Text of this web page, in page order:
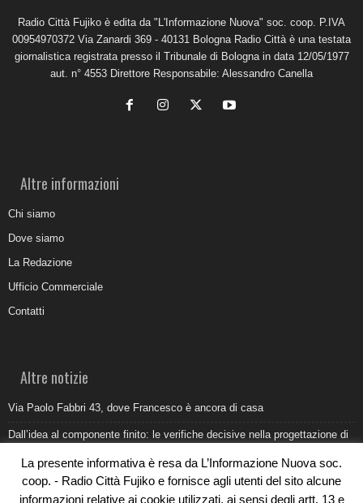
Radio Città Fujiko è edita da "L'Informazione Nuova" soc. coop. P.IVA
00954970372 Via Zanardi 369 - 40131 Bologna Radio Città è una testata
giornalistica registrata presso il Tribunale di Bologna in data 12/05/1977
aut. n° 4553 Direttore Responsabile: Alessandro Canella
Altre informazioni
Chi siamo
Dove siamo
La Redazione
Ufficio Commerciale
Contatti
Altre notizie
Via Paolo Fabbri 43, dove Francesco è ancora di casa
Dall’idea al componente finito: le verifiche decisive nella progettazione di
Belvedere Marittimo e il report ARPACAL 2026 sulla qualità del mare
La presente informativa è resa da L’Informazione Nuova soc.
coop. - Radio Città Fujiko e fornisce agli utenti del sito alcune
informazioni relative ai cookie utilizzati, ai sensi degli artt. 13 e